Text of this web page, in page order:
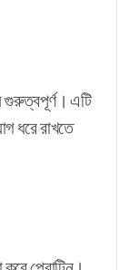
গুরুত্বপূর্ণ। এটি
ধরে রাখতে